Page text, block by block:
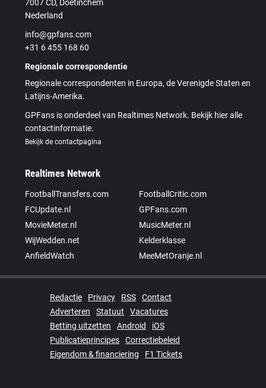
7007 CD, Doetinchem
Nederland
info@gpfans.com
+31 6 455 168 60
Regionale correspondentie
Regionale correspondenten in Europa, de Verenigde Staten en
Latijns-Amerika.
GPFans is onderdeel van Realtimes Network. Bekijk hier alle
contactinformatie.
Bekijk de contactpagina
Realtimes Network
FootballTransfers.com
FootballCritic.com
FCUpdate.nl
GPFans.com
MovieMeter.nl
MusicMeter.nl
WijWedden.net
Kelderklasse
AnfieldWatch
MeeMetOranje.nl
Redactie Privacy RSS
Contact
Adverteren
Statuut
Vacatures
Betting uitzetten
Android
iOS
Publicatieprincipes
Correctiebeleid
Eigendom & financiering
F1 Tickets